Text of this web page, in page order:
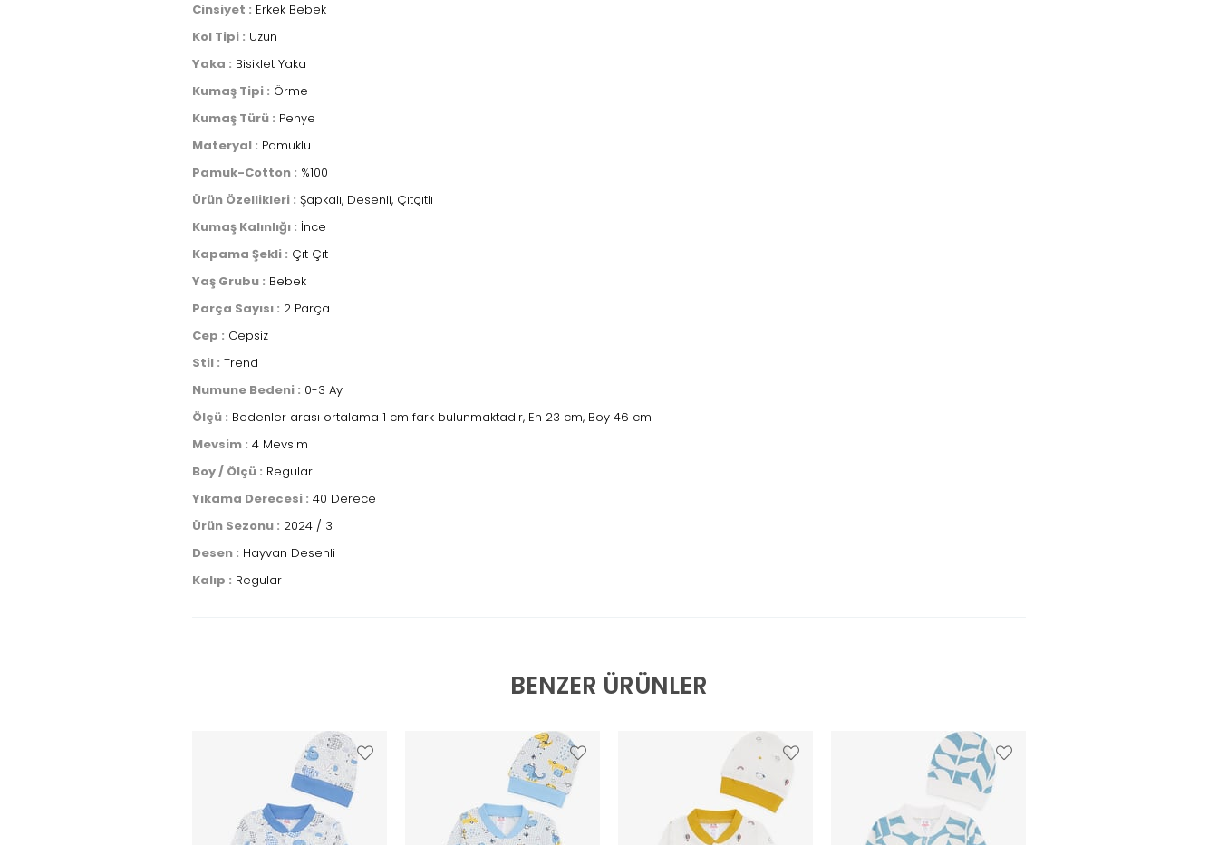
Cinsiyet : Erkek Bebek
Kol Tipi : Uzun
Yaka : Bisiklet Yaka
Kumaş Tipi : Örme
Kumaş Türü : Penye
Materyal : Pamuklu
Pamuk-Cotton : %100
Ürün Özellikleri : Şapkalı, Desenli, Çıtçıtlı
Kumaş Kalınlığı : İnce
Kapama Şekli : Çıt Çıt
Yaş Grubu : Bebek
Parça Sayısı : 2 Parça
Cep : Cepsiz
Stil : Trend
Numune Bedeni : 0-3 Ay
Ölçü : Bedenler arası ortalama 1 cm fark bulunmaktadır, En 23 cm, Boy 46 cm
Mevsim : 4 Mevsim
Boy / Ölçü : Regular
Yıkama Derecesi : 40 Derece
Ürün Sezonu : 2024 / 3
Desen : Hayvan Desenli
Kalıp : Regular
BENZER ÜRÜNLER